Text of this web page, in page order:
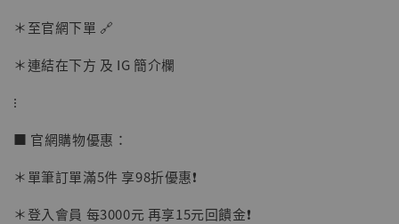
＊至官網下單 🔗
＊連結在下方 及 IG 簡介欄
⁝
■ 官網購物優惠：
＊單筆訂單滿5件 享98折優惠❗️
＊登入會員 每3000元 再享15元回饋金❗️